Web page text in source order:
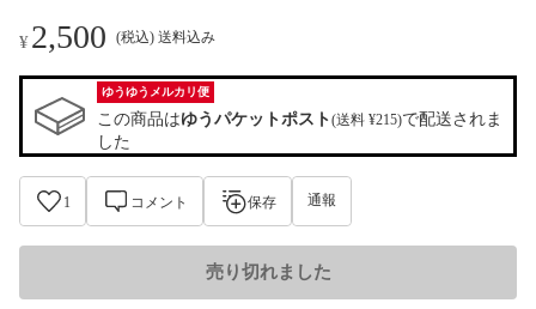
¥2,500 (税込) 送料込み
ゆうゆうメルカリ便
この商品はゆうパケットポスト(送料 ¥215)で配送されま
した
1 コメント 保存 通報
売り切れました